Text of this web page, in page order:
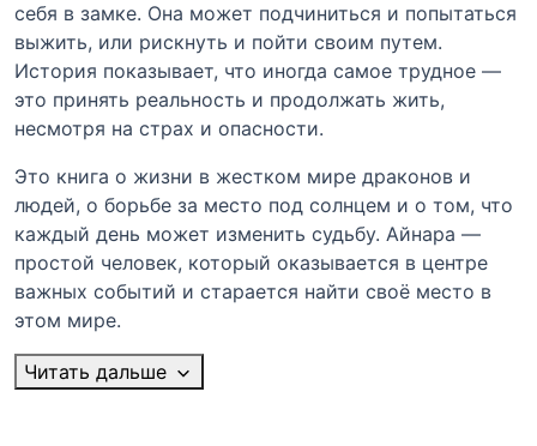
себя в замке. Она может подчиниться и попытаться
выжить, или рискнуть и пойти своим путем.
История показывает, что иногда самое трудное —
это принять реальность и продолжать жить,
несмотря на страх и опасности.
Это книга о жизни в жестком мире драконов и
людей, о борьбе за место под солнцем и о том, что
каждый день может изменить судьбу. Айнара —
простой человек, который оказывается в центре
важных событий и старается найти своё место в
этом мире.
Читать дальше